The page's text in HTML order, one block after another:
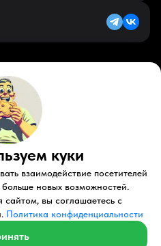
(RU)
TiktokКонтакты
Условия использования
соглашение
Все права защищены.
куки
взаимодействие посетителей
новых возможностей.
сайтом, вы соглашаетесь с
Политика конфиденциальности